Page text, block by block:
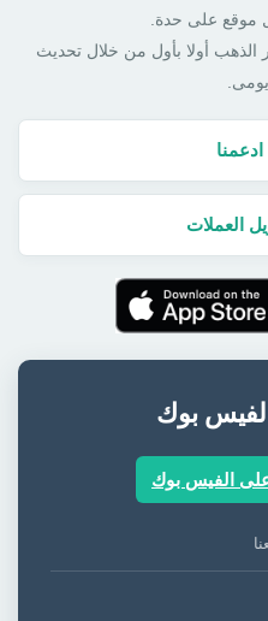
موقع على حدة.
الذهب أولا بأول من خلال تحديث
ادعمنا
العملات
الفيس بوك
الفيس بوك